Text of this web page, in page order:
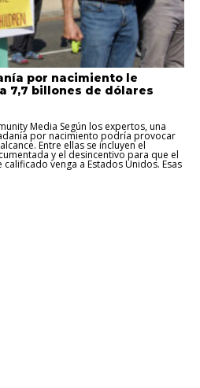
por nacimiento le
7,7 billones de dólares
Media Según los expertos, una
por nacimiento podría provocar
Entre ellas se incluyen el
y el desincentivo para que el
venga a Estados Unidos. Esas